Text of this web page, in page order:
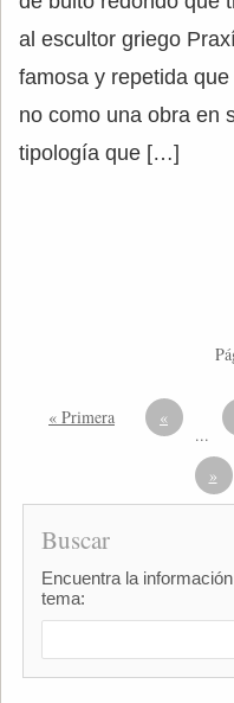
al escultor griego
famosa y repetida
no como una obra en
tipología que […]
« Primera «
...
»
Buscar
Encuentra la
tema: